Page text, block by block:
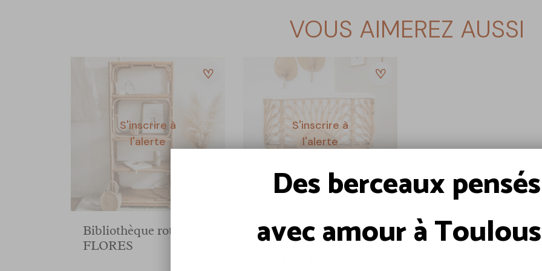
VOUS AIMEREZ AUSSI
S'inscrire à
l'alerte
Bibliothèque rotin
FLORES
S'inscrire à
l'alerte
Berceau bébé en rotin
naturel et cannage -
Des berceaux pensés
avec amour à